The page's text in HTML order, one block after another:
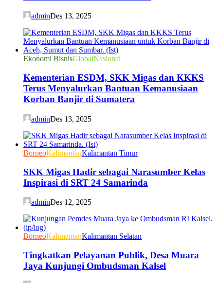
adminDes 13, 2025
Ekonomi BisnisGlobalNasional
Kementerian ESDM, SKK Migas dan KKKS
Terus Menyalurkan Bantuan Kemanusiaan
Korban Banjir di Sumatera
adminDes 13, 2025
BorneoKalimantanKalimantan Timur
SKK Migas Hadir sebagai Narasumber Kelas
Inspirasi di SRT 24 Samarinda
adminDes 12, 2025
BorneoKalimantanKalimantan Selatan
Tingkatkan Pelayanan Publik, Desa Muara
Jaya Kunjungi Ombudsman Kalsel